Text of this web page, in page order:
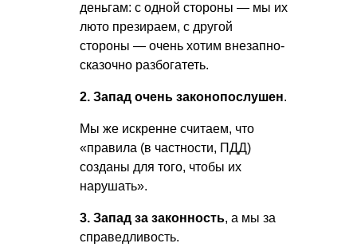
деньгам: с одной стороны — мы их
люто презираем, с другой
стороны — очень хотим внезапно-
сказочно разбогатеть.
2. Запад очень законопослушен.
Мы же искренне считаем, что
«правила (в частности, ПДД)
созданы для того, чтобы их
нарушать».
3. Запад за законность, а мы за
справедливость.